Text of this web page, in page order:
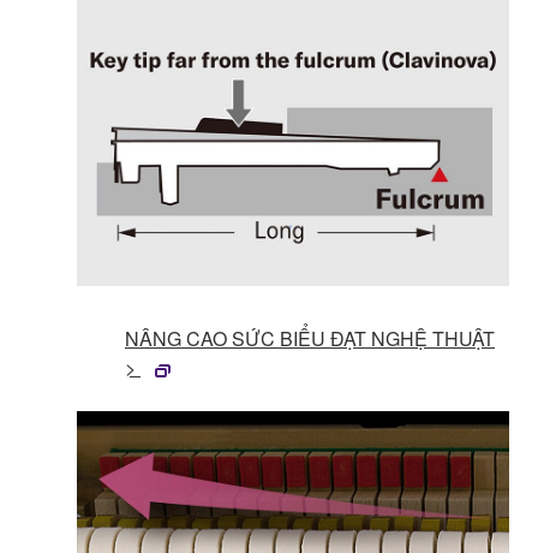
NÂNG CAO SỨC BIỂU ĐẠT NGHỆ THUẬT
>